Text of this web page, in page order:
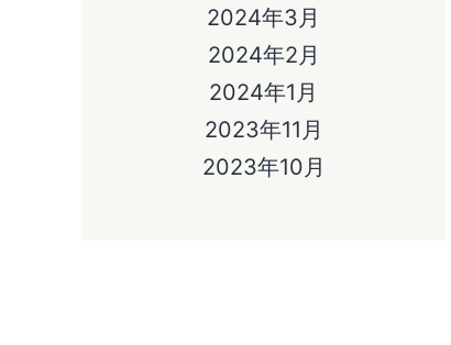
2024年3月
2024年2月
2024年1月
2023年11月
2023年10月